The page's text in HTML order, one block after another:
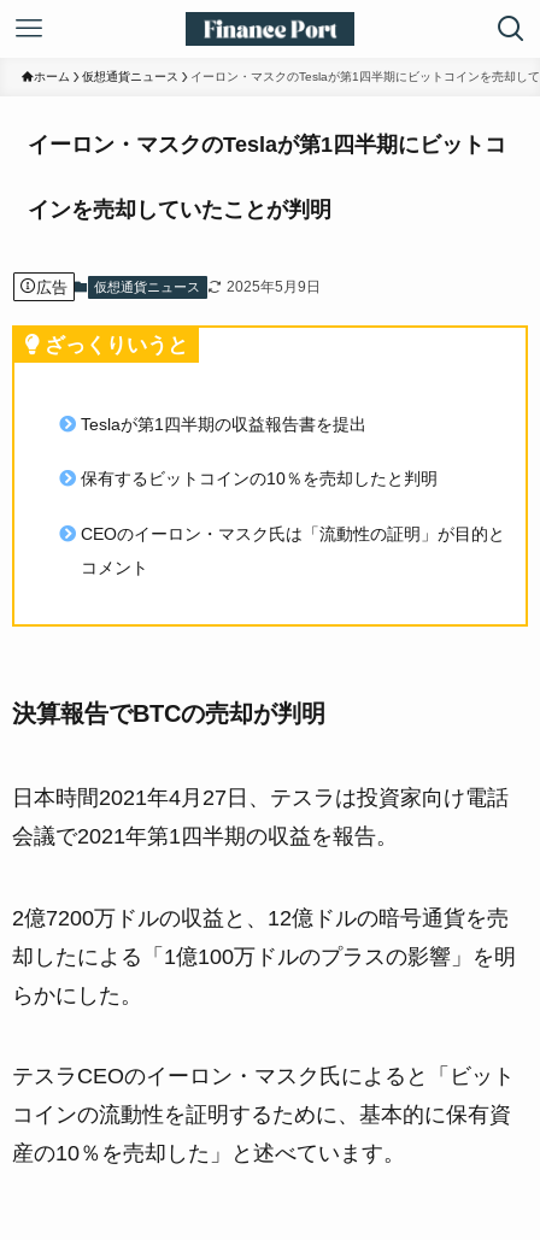
ホーム 仮想通貨ニュース イーロン・マスクのTeslaが第1四半期にビットコインを売却し
イーロン・マスクのTeslaが第1四半期にビットコ
インを売却していたことが判明
広告 仮想通貨ニュース 2025年5月9日
ざっくりいうと
Teslaが第1四半期の収益報告書を提出
保有するビットコインの10％を売却したと判明
CEOのイーロン・マスク氏は「流動性の証明」が目的と
コメント
決算報告でBTCの売却が判明
日本時間2021年4月27日、テスラは投資家向け電話
会議で2021年第1四半期の収益を報告。
2億7200万ドルの収益と、12億ドルの暗号通貨を売
却したによる「1億100万ドルのプラスの影響」を明
らかにした。
テスラCEOのイーロン・マスク氏によると「ビット
コインの流動性を証明するために、基本的に保有資
産の10％を売却した」と述べています。